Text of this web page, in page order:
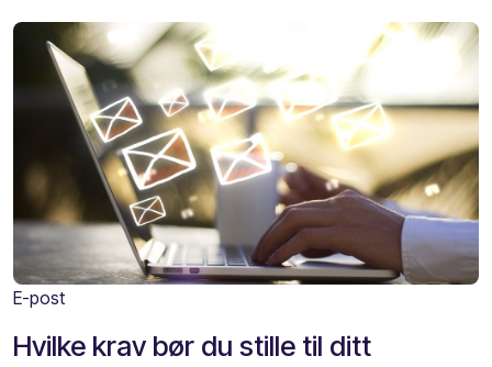
E-post
Hvilke krav bør du stille til ditt